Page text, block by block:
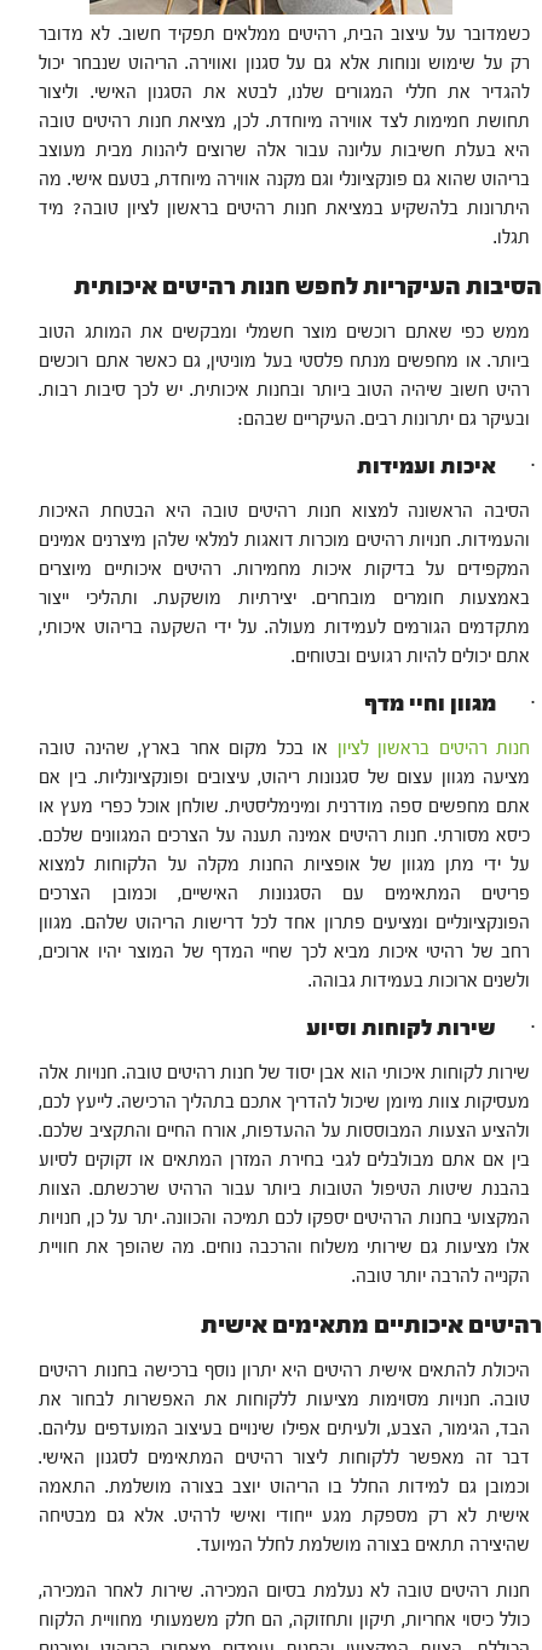
כשמדובר על עיצוב הבית, רהיטים ממלאים תפקיד חשוב. לא מדובר
רק על שימוש ונוחות אלא גם על סגנון ואווירה. הריהוט שנבחר יכול
להגדיר את חללי המגורים שלנו, לבטא את הסגנון האישי. וליצור
תחושת חמימות לצד אווירה מיוחדת. לכן, מציאת חנות רהיטים טובה
היא בעלת חשיבות עליונה עבור אלה שרוצים ליהנות מבית מעוצב
בריהוט שהוא גם פונקציונלי וגם מקנה אווירה מיוחדת, בטעם אישי. מה
היתרונות בלהשקיע במציאת חנות רהיטים בראשון לציון טובה? מיד
תגלו.
הסיבות העיקריות לחפש חנות רהיטים איכותית
ממש כפי שאתם רוכשים מוצר חשמלי ומבקשים את המותג הטוב
ביותר. או מחפשים מנתח פלסטי בעל מוניטין, גם כאשר אתם רוכשים
רהיט חשוב שיהיה הטוב ביותר ובחנות איכותית. יש לכך סיבות רבות.
ובעיקר גם יתרונות רבים. העיקריים שבהם:
· איכות ועמידות
הסיבה הראשונה למצוא חנות רהיטים טובה היא הבטחת האיכות
והעמידות. חנויות רהיטים מוכרות דואגות למלאי שלהן מיצרנים אמינים
המקפידים על בדיקות איכות מחמירות. רהיטים איכותיים מיוצרים
באמצעות חומרים מובחרים. יצירתיות מושקעת. ותהליכי ייצור
מתקדמים הגורמים לעמידות מעולה. על ידי השקעה בריהוט איכותי,
אתם יכולים להיות רגועים ובטוחים.
· מגוון וחיי מדף
חנות רהיטים בראשון לציון או בכל מקום אחר בארץ, שהינה טובה
מציעה מגוון עצום של סגנונות ריהוט, עיצובים ופונקציונליות. בין אם
אתם מחפשים ספה מודרנית ומינימליסטית. שולחן אוכל כפרי מעץ או
כיסא מסורתי. חנות רהיטים אמינה תענה על הצרכים המגוונים שלכם.
על ידי מתן מגוון של אופציות החנות מקלה על הלקוחות למצוא
פריטים המתאימים עם הסגנונות האישיים, וכמובן הצרכים
הפונקציונליים ומציעים פתרון אחד לכל דרישות הריהוט שלהם. מגוון
רחב של רהיטי איכות מביא לכך שחיי המדף של המוצר יהיו ארוכים,
ולשנים ארוכות בעמידות גבוהה.
· שירות לקוחות וסיוע
שירות לקוחות איכותי הוא אבן יסוד של חנות רהיטים טובה. חנויות אלה
מעסיקות צוות מיומן שיכול להדריך אתכם בתהליך הרכישה. לייעץ לכם,
ולהציע הצעות המבוססות על ההעדפות, אורח החיים והתקציב שלכם.
בין אם אתם מבולבלים לגבי בחירת המזרן המתאים או זקוקים לסיוע
בהבנת שיטות הטיפול הטובות ביותר עבור הרהיט שרכשתם. הצוות
המקצועי בחנות הרהיטים יספקו לכם תמיכה והכוונה. יתר על כן, חנויות
אלו מציעות גם שירותי משלוח והרכבה נוחים. מה שהופך את חוויית
הקנייה להרבה יותר טובה.
רהיטים איכותיים מתאימים אישית
היכולת להתאים אישית רהיטים היא יתרון נוסף ברכישה בחנות רהיטים
טובה. חנויות מסוימות מציעות ללקוחות את האפשרות לבחור את
הבד, הגימור, הצבע, ולעיתים אפילו שינויים בעיצוב המועדפים עליהם.
דבר זה מאפשר ללקוחות ליצור רהיטים המתאימים לסגנון האישי.
וכמובן גם למידות החלל בו הריהוט יוצב בצורה מושלמת. התאמה
אישית לא רק מספקת מגע ייחודי ואישי לרהיט. אלא גם מבטיחה
שהיצירה תתאים בצורה מושלמת לחלל המיועד.
חנות רהיטים טובה לא נעלמת בסיום המכירה. שירות לאחר המכירה,
כולל כיסוי אחריות, תיקון ותחזוקה, הם חלק משמעותי מחוויית הלקוח